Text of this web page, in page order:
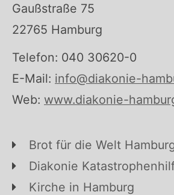
Gaußstraße 75
22765 Hamburg
Telefon: 040 30620-0
E-Mail: info@diakonie-
Web: www.diakonie-
Brot für die Welt
Diakonie
Kirche in Hamburg